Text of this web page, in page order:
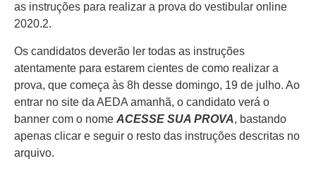
as instruções para realizar a prova do vestibular online
2020.2.
Os candidatos deverão ler todas as instruções
atentamente para estarem cientes de como realizar a
prova, que começa às 8h desse domingo, 19 de julho. Ao
entrar no site da AEDA amanhã, o candidato verá o
banner com o nome ACESSE SUA PROVA, bastando
apenas clicar e seguir o resto das instruções descritas no
arquivo.